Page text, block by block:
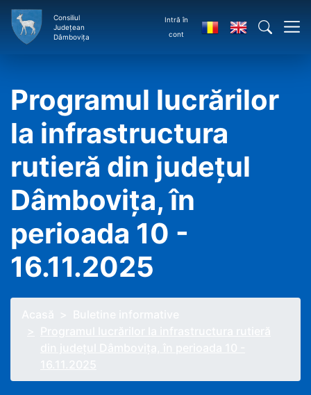
Consiliul
Județean
Dâmbovița
Intră în
cont
Programul lucrărilor
la infrastructura
rutieră din județul
Dâmbovița, în
perioada 10 -
16.11.2025